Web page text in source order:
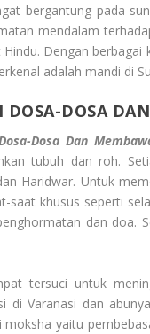
bergantung pada
mendalam
Dengan berbagai
adalah mandi di
DOSA
Dosa Dan
tubuh dan roh.
Haridwar. Untuk
saat khusus seperti
dan doa.
tersuci untuk
di Varanasi dan
yaitu